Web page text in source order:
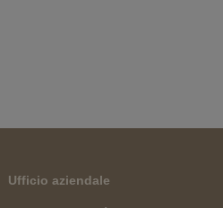
Ufficio aziendale